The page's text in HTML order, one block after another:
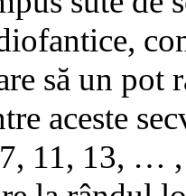
să un pot
aceste
11, 13, …